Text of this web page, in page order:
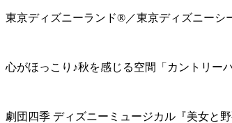
東京ディズニーランド®／東京ディズニーシ
心がほっこり♪秋を感じる空間「カントリー
劇団四季 ディズニーミュージカル『美女と